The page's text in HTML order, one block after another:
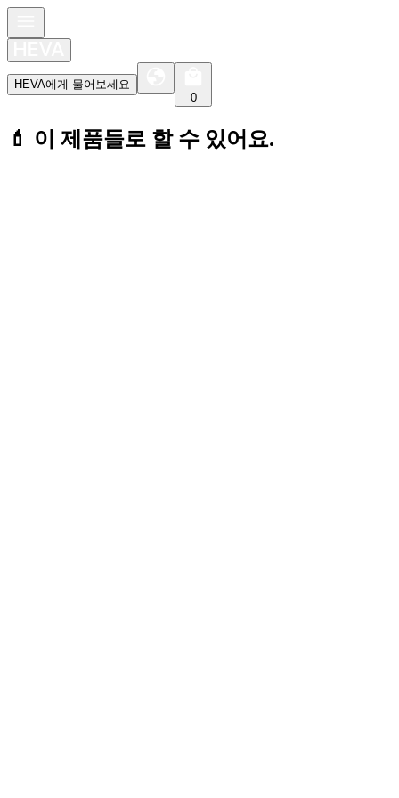
HEVA에게 물어보세요
0
💄 이 제품들로 할 수 있어요.